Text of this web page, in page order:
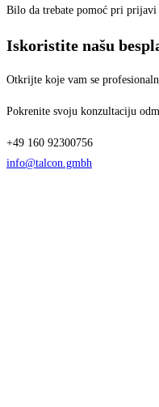
Bilo da trebate pomoć pri prijavi
Iskoristite našu
Otkrijte koje vam se
Pokrenite svoju konzultaciju
+49 160 92300756
info@talcon.gmbh